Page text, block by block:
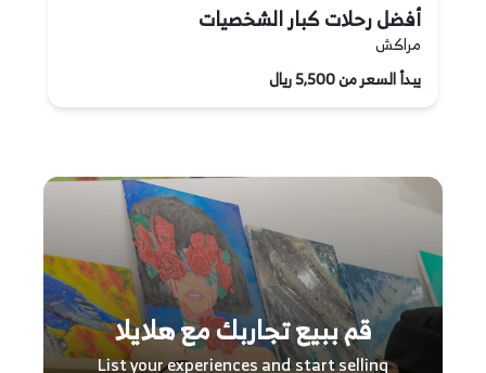
أفضل رحلات كبار الشخصيات
مراكش
يبدأ السعر من 5,500 ريال
قم ببيع تجاربك مع هلايلا
List your experiences and start selling